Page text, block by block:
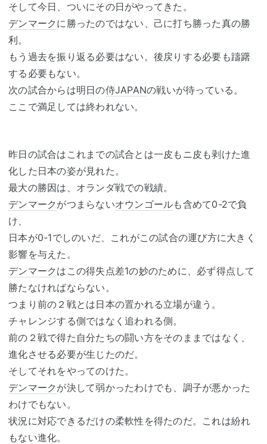
そして今日、ついにその日がやってきた。
デンマーク に勝ったのではない、己に打ち勝った真の勝
利。
もう過去を振り返る必要はない。後戻りする必要も躊躇
する必要もない。
次の試合からは明日の侍JAPANの戦いが待っている。
ここで満足しては終われない。
昨日の試合はこれまでの試合とは一皮もニ皮も剥けた進
化した日本の姿が見れた。
最大の勝因は、オランダ戦での戦績。
デンマーク がつまらないオウンゴールも含めて0-2で負
け、
日本が0-1でしのいだ、これがこの試合の運び方に大きく
影響を与えた。
デンマーク はこの得失点差1の妙のために、必ず得点して
勝たなければならない。
つまり前の２戦とは日本の置かれる立場が違う。
チャレンジする側ではなく追われる側。
前の２戦で得た自分たちの闘い方をそのままではなく、
進化させる必要が生じたのだ。
そしてそれをやってのけた。
デンマーク が決して弱かったわけでも、調子が悪かった
わけでもない。
状況に対応できるだけの柔軟性を得たのだ。これは紛れ
もない進化。